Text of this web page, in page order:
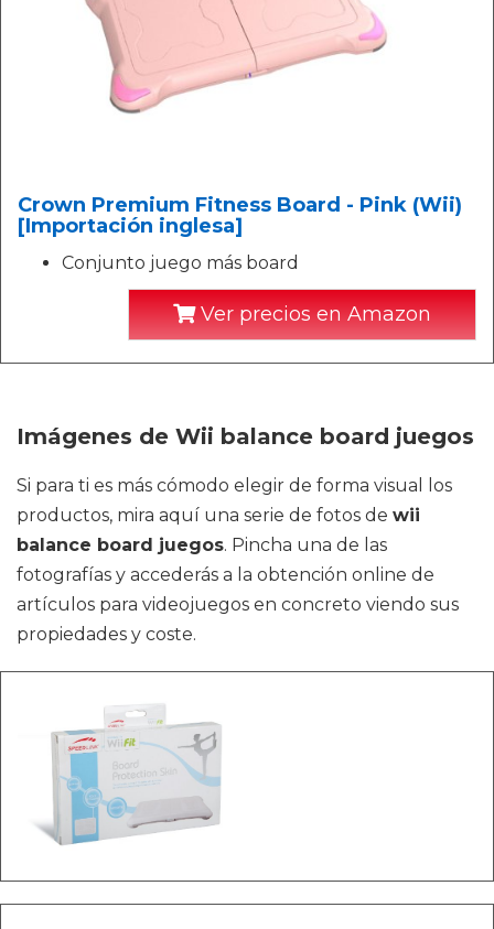
Crown Premium Fitness Board - Pink (Wii)
[Importación inglesa]
Conjunto juego más board
Ver precios en Amazon
Imágenes de Wii balance board juegos
Si para ti es más cómodo elegir de forma visual los
productos, mira aquí una serie de fotos de wii
balance board juegos. Pincha una de las
fotografías y accederás a la obtención online de
artículos para videojuegos en concreto viendo sus
propiedades y coste.